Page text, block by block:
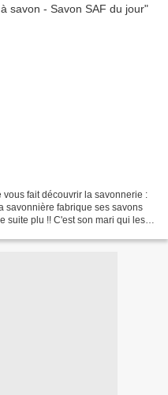
fait découvrir la savonnerie :
savonnière fabrique ses savons
suite plu !! C'est son mari qui les